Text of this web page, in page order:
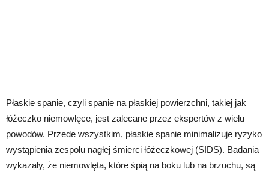
Płaskie spanie, czyli spanie na płaskiej powierzchni, takiej jak
łóżeczko niemowlęce, jest zalecane przez ekspertów z wielu
powodów. Przede wszystkim, płaskie spanie minimalizuje ryzyko
wystąpienia zespołu nagłej śmierci łóżeczkowej (SIDS). Badania
wykazały, że niemowlęta, które śpią na boku lub na brzuchu, są